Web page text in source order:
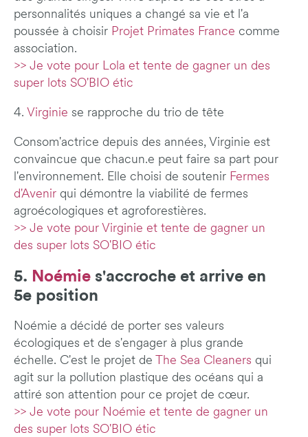
personnalités uniques a changé sa vie et l'a
poussée à choisir Projet Primates France comme
association.
>> Je vote pour Lola et tente de gagner un des
super lots SO'BIO étic
4. Virginie se rapproche du trio de tête
Consom'actrice depuis des années, Virginie est
convaincue que chacun.e peut faire sa part pour
l'environnement. Elle choisi de soutenir Fermes
d'Avenir qui démontre la viabilité de fermes
agroécologiques et agroforestières.
>> Je vote pour Virginie et tente de gagner un
des super lots SO'BIO étic
5. Noémie s'accroche et arrive en
5e position
Noémie a décidé de porter ses valeurs
écologiques et de s'engager à plus grande
échelle. C'est le projet de The Sea Cleaners qui
agit sur la pollution plastique des océans qui a
attiré son attention pour ce projet de cœur.
>> Je vote pour Noémie et tente de gagner un
des super lots SO'BIO étic